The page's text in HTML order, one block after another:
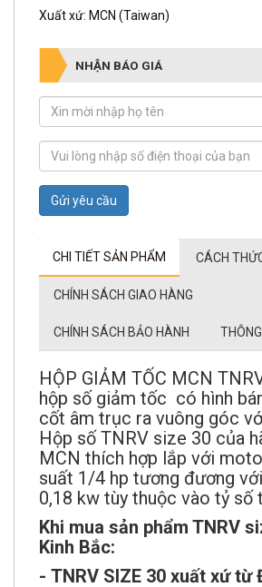
Xuất xứ: MCN (Taiwan)
NHẬN BÁO GIÁ
Gửi yêu cầu
CHI TIẾT SẢN PHẨM CÁCH
CHÍNH SÁCH GIAO HÀNG
CHÍNH SÁCH BẢO HÀNH
HỘP GIẢM TỐC MCN
hộp số giảm tốc có hình
cốt âm trục ra vuông góc
Hộp số TNRV size 30 của
MCN thích hợp lắp với
suất 1/4 hp tương đương
0,18 kw tùy thuộc vào tỷ số
Khi mua sản phẩm TNRV
Kinh Bắc:
- TNRV SIZE 30 xuất xứ từ